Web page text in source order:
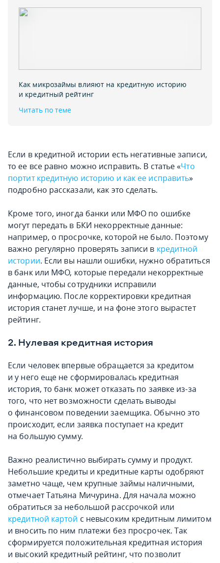
Как микрозаймы влияют на кредитную историю
и кредитный рейтинг
Читать по теме
Если в кредитной истории есть негативные записи,
то ее все равно можно исправить. В статье «Что
портит кредитную историю и как ее исправить»
подробно рассказали, как это сделать.
Кроме того, иногда банки или МФО по ошибке
могут передать в БКИ некорректные данные:
например, о просрочке, которой не было. Поэтому
важно регулярно проверять записи в кредитной
истории. Если вы нашли ошибки, нужно обратиться
в банк или МФО, которые передали некорректные
данные, чтобы сотрудники исправили
информацию. После корректировки кредитная
история станет лучше, и на фоне этого вырастет
рейтинг.
2. Нулевая кредитная история
Если человек впервые обращается за кредитом
и у него еще не сформировалась кредитная
история, то банк может отказать по заявке из-за
того, что нет возможности сделать выводы
о финансовом поведении заемщика. Обычно это
происходит, если заявка поступает на кредит
на большую сумму.
Важно реалистично выбирать сумму и продукт.
Небольшие кредиты и кредитные карты одобряют
заметно чаще, чем крупные займы наличными,
отмечает Татьяна Мичурина. Для начала можно
обратиться за небольшой рассрочкой или
кредитной картой с невысоким кредитным лимитом
и вносить по ним платежи без просрочек. Так
сформируется положительная кредитная история
и высокий кредитный рейтинг, что позволит